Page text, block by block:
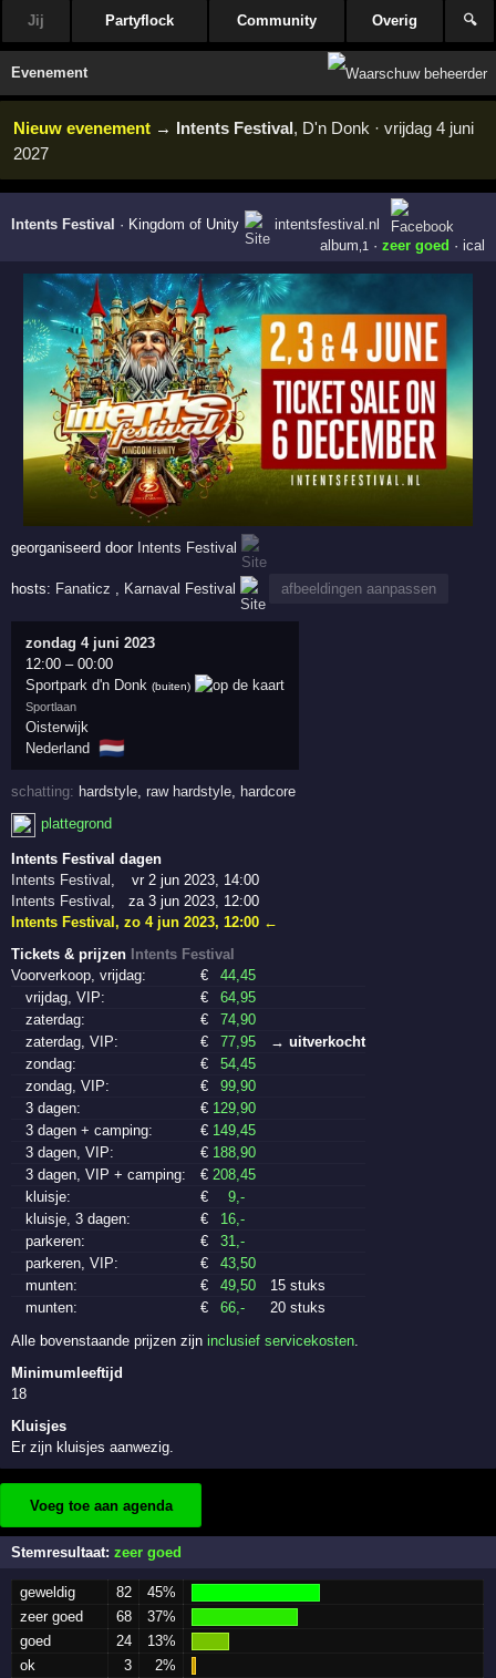
Jij Partyflock Community Overig 🔍
Evenement
Nieuw evenement → Intents Festival, D'n Donk · vrijdag 4 juni
2027
Intents Festival · Kingdom of Unity
intentsfestival.nl
album ,1· zeer goed · ical
georganiseerd door Intents Festival
hosts: Fanaticz , Karnaval Festival afbeeldingen aanpassen
zondag 4 juni 2023
12:00 –00:00
Sportpark d'n Donk (buiten)
Sportlaan
Oisterwijk
Nederland 🇳🇱
schatting: hardstyle ,raw hardstyle
hardcore
plattegrond
Intents Festival dagen
Intents Festival ,
vr 2 jun 2023, 14:00
Intents Festival ,
za 3 jun 2023, 12:00
Intents Festival ,zo 4 jun 2023, 12:00 ←
Tickets & prijzen Intents Festival
Voorverkoop, vrijdag:
€ 44,45
vrijdag, VIP:
€ 64,95
zaterdag:
€ 74,90
zaterdag, VIP:
€ 77,95
→ uitverkocht
zondag:
€ 54,45
zondag, VIP:
€ 99,90
3 dagen:
€ 129,90
3 dagen + camping:
€ 149,45
3 dagen, VIP:
€ 188,90
3 dagen, VIP + camping:
€208,45
kluisje:
€ 9,-
kluisje, 3 dagen:
€ 16,-
parkeren:
€ 31,-
parkeren, VIP:
€ 43,50
munten:
€ 49,50
15 stuks
munten:
€ 66,-
20 stuks
Alle bovenstaande prijzen zijninclusief servicekosten
Minimumleeftijd
18
Kluisjes
Er zijn kluisjes aanwezig.
Voeg toe aan agenda
Stemresultaat:zeer goed
geweldig 82
45%
zeer goed
68
37%
goed
24
13%
ok
3
2%